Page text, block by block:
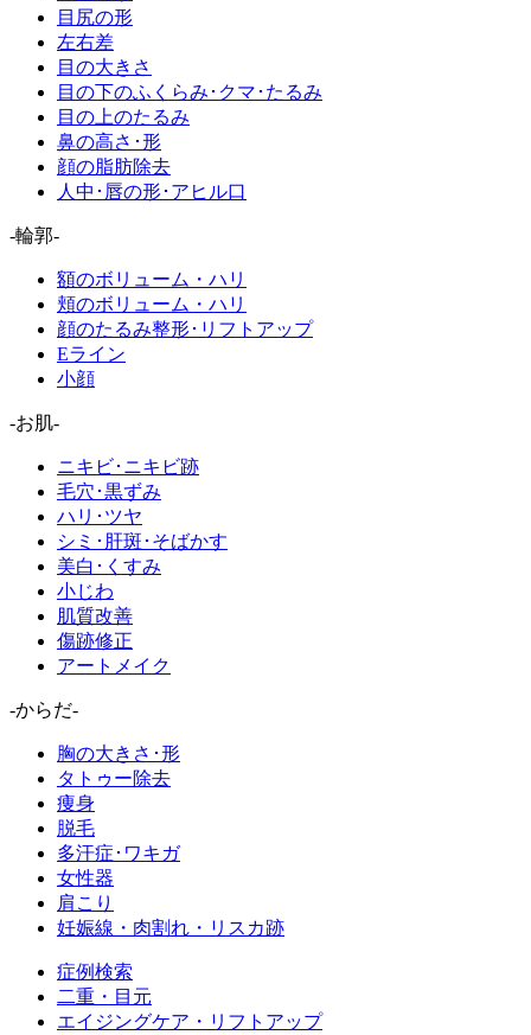
目尻の形
左右差
目の大きさ
目の下のふくらみ･クマ･たるみ
目の上のたるみ
鼻の高さ･形
顔の脂肪除去
人中･唇の形･アヒル口
-輪郭-
額のボリューム・ハリ
頬のボリューム・ハリ
顔のたるみ整形･リフトアップ
Eライン
小顔
-お肌-
ニキビ･ニキビ跡
毛穴･黒ずみ
ハリ･ツヤ
シミ･肝斑･そばかす
美白･くすみ
小じわ
肌質改善
傷跡修正
アートメイク
-からだ-
胸の大きさ･形
タトゥー除去
痩身
脱毛
多汗症･ワキガ
女性器
肩こり
妊娠線・肉割れ・リスカ跡
症例検索
二重・目元
エイジングケア・リフトアップ